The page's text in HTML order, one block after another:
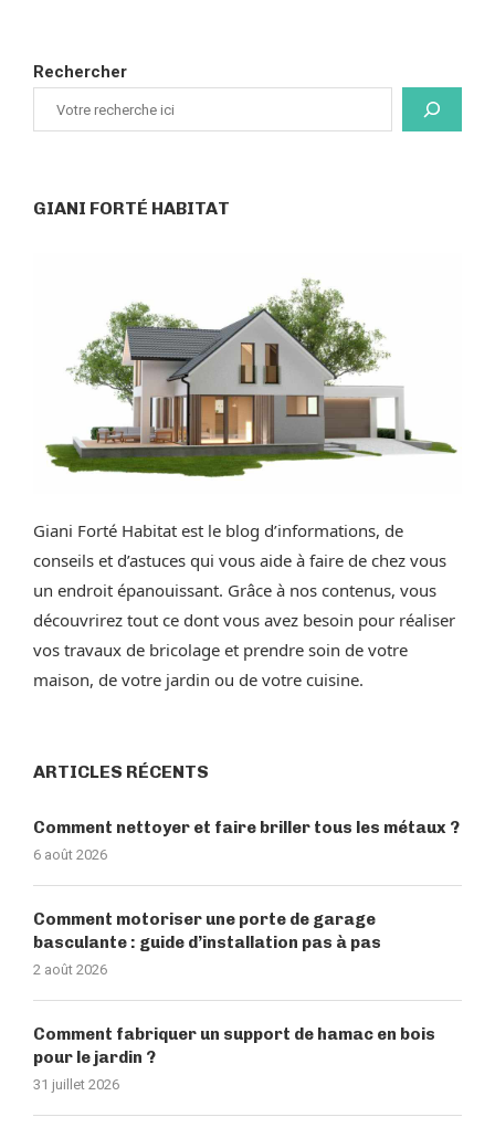
Rechercher
GIANI FORTÉ HABITAT
Giani Forté Habitat est le blog d’informations, de
conseils et d’astuces qui vous aide à faire de chez vous
un endroit épanouissant. Grâce à nos contenus, vous
découvrirez tout ce dont vous avez besoin pour réaliser
vos travaux de bricolage et prendre soin de votre
maison, de votre jardin ou de votre cuisine.
ARTICLES RÉCENTS
Comment nettoyer et faire briller tous les métaux ?
6 août 2026
Comment motoriser une porte de garage
basculante : guide d’installation pas à pas
2 août 2026
Comment fabriquer un support de hamac en bois
pour le jardin ?
31 juillet 2026